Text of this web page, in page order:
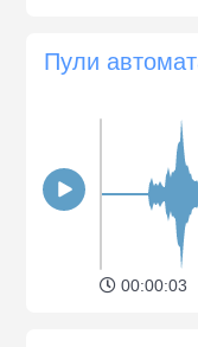
Пули
00:00:03